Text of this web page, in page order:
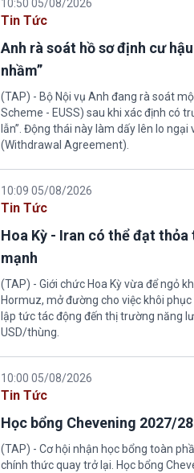
10:50 05/08/2026
Tin Tức
Anh rà soát hồ sơ định cư
nhầm”
(TAP) - Bộ Nội vụ Anh đang rà soát
Scheme - EUSS) sau khi xác định có
lẫn”. Động thái này làm dấy lên lo
(Withdrawal Agreement).
10:09 05/08/2026
Tin Tức
Hoa Kỳ - Iran có thể đạt
mạnh
(TAP) - Giới chức Hoa Kỳ vừa để ngỏ
Hormuz, mở đường cho việc khôi
lập tức tác động đến thị trường năng
USD/thùng.
10:00 05/08/2026
Tin Tức
Học bổng Chevening 2027/
(TAP) - Cơ hội nhận học bổng toàn
chính thức quay trở lại. Học bổng